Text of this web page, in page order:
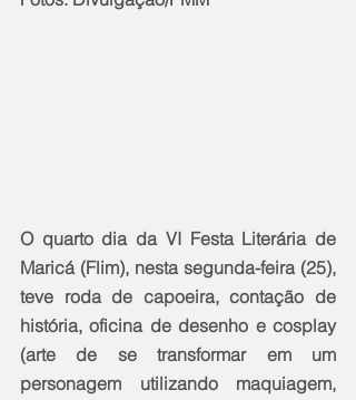
O quarto dia da VI Festa Literária de
Maricá (Flim), nesta segunda-feira (25),
teve roda de capoeira, contação de
história, oficina de desenho e cosplay
(arte de se transformar em um
personagem utilizando maquiagem,